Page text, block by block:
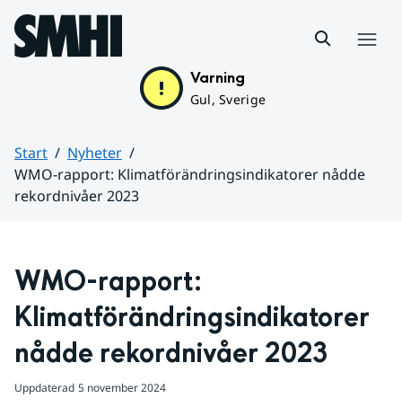
Hoppa till sidans innehåll
Varning
Gul, Sverige
Start
Nyheter
WMO-rapport: Klimatförändringsindikatorer nådde
rekordnivåer 2023
WMO-rapport:
Klimatförändringsindikatorer
nådde rekordnivåer 2023
Uppdaterad 5 november 2024